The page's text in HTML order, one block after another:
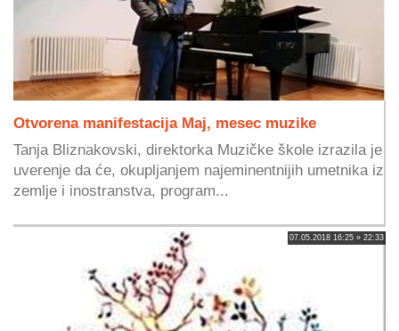
Otvorena manifestacija Maj, mesec muzike
Tanja Bliznakovski, direktorka Muzičke škole izrazila je
uverenje da će, okupljanjem najeminentnijih umetnika iz
zemlje i inostranstva, program...
07.05.2018 16:25 » 22:33